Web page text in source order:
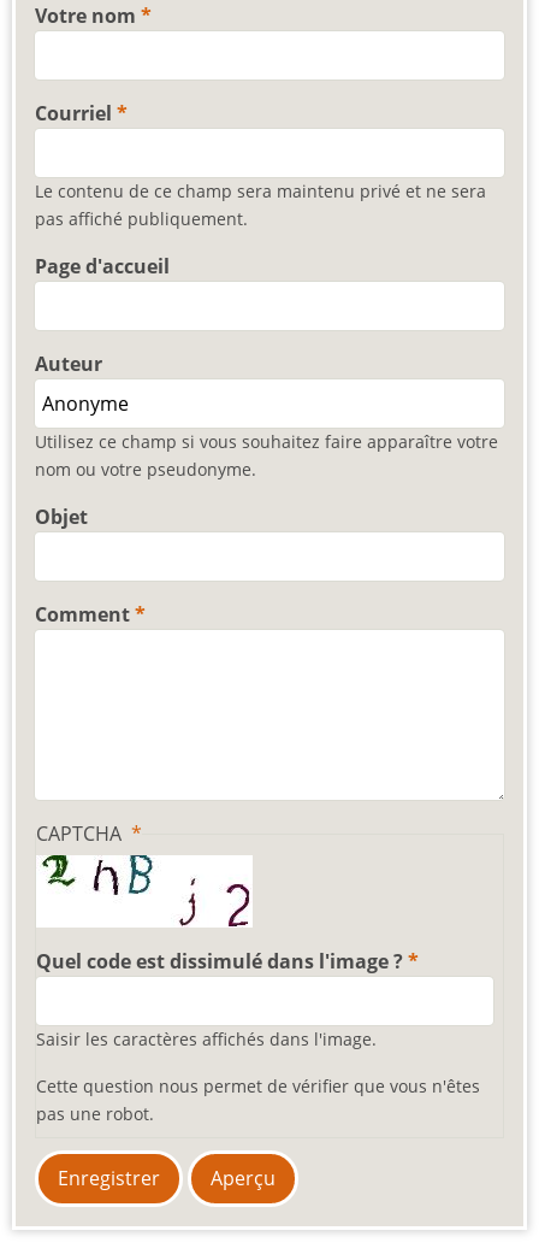
Votre nom
Courriel
Le contenu de ce champ sera maintenu privé et ne sera
pas affiché publiquement.
Page d'accueil
Auteur
Utilisez ce champ si vous souhaitez faire apparaître votre
nom ou votre pseudonyme.
Objet
Comment
CAPTCHA
Quel code est dissimulé dans l'image ?
Saisir les caractères affichés dans l'image.
Cette question nous permet de vérifier que vous n'êtes
pas une robot.